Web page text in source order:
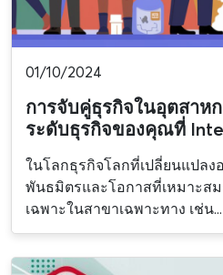
01/10/2024
การจับคู่ธุรกิจในอุตสาห
ระดับธุรกิจของคุณที่
ในโลกธุรกิจโลกที่เปลี่ยนแปลง
พันธมิตรและโอกาสที่เหมาะส
เฉพาะในสาขาเฉพาะทาง เช่น...